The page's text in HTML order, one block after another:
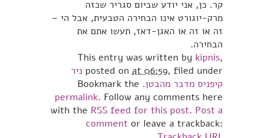
קר. כן, אני יודע שביום סגריר שכזה
מרק-יוגורט אינו הבחירה הטבעית, אבל הי –
זה או זה או האגן-דאז, תעשו אתם את
הבחירה.
This entry was written by kipnis,
posted on at 06:59, filed under
ניר
קיפניס מדבר מהבטן. Bookmark the
permalink. Follow any comments here
with the RSS feed for this post. Post a
comment or leave a trackback: